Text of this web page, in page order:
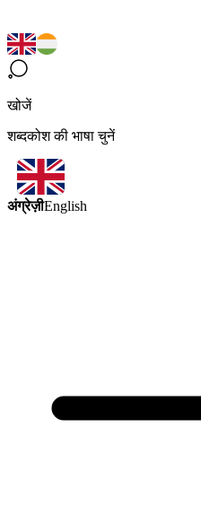
खोजें
शब्दकोश की भाषा चुनें
अंग्रेज़ीEnglish